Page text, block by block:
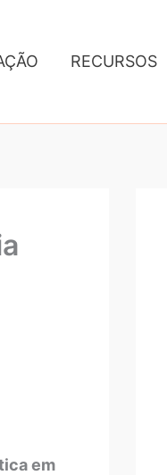
RECURSOS
em